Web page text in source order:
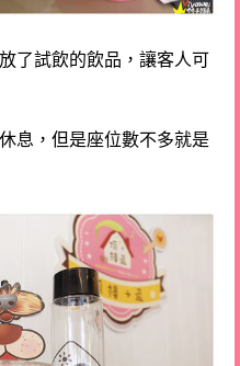
了試飲的飲品，讓客人可
息，但是座位數不多就是